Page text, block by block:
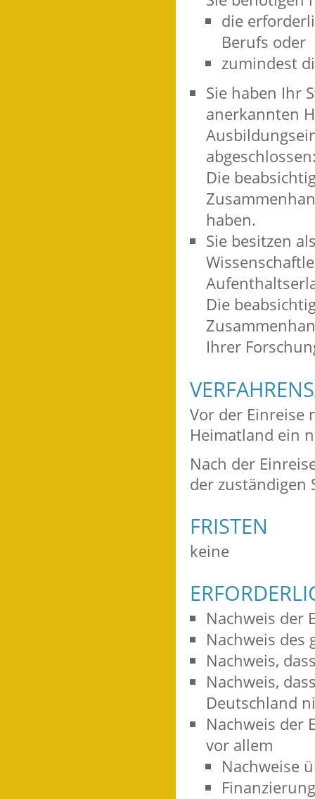
die
Berufs oder
zumindest
Sie haben Ihr
anerkannten
Die
haben.
Sie besitzen
Die
Ihrer
Vor der Einreise
Heimatland ein
Nach der
der zuständigen
FRISTEN
keine
Nachweis der
Nachweis des
Nachweis,
Nachweis,
Deutschland
Nachweis der
vor allem
Nachweise